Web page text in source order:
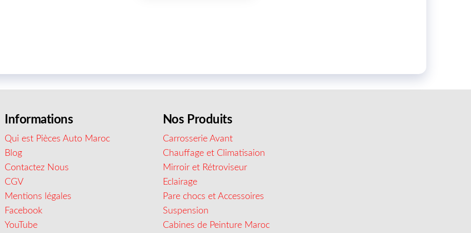
Informations
Qui est Pièces Auto Maroc
Blog
Contactez Nous
CGV
Mentions légales
Facebook
YouTube
Nos Produits
Carrosserie Avant
Chauffage et Climatisaion
Mirroir et Rétroviseur
Eclairage
Pare chocs et Accessoires
Suspension
Cabines de Peinture Maroc